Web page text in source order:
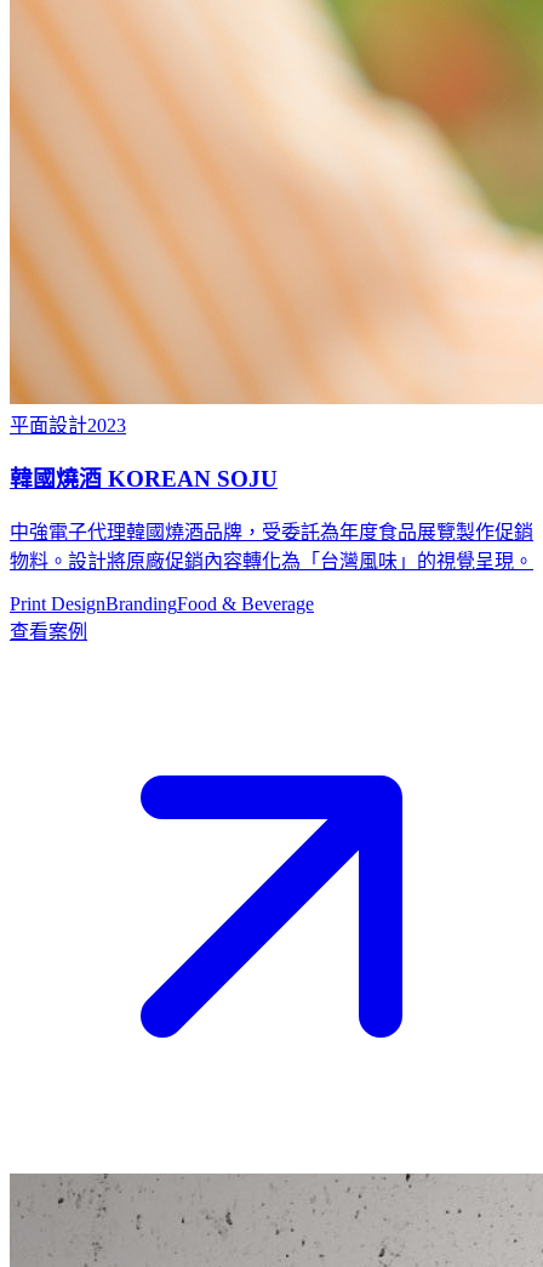
平面設計2023
韓國燒酒 KOREAN SOJU
中強電子代理韓國燒酒品牌，受委託為年度食品展覽製作促銷
物料。設計將原廠促銷內容轉化為「台灣風味」的視覺呈現。
Print DesignBrandingFood & Beverage
查看案例